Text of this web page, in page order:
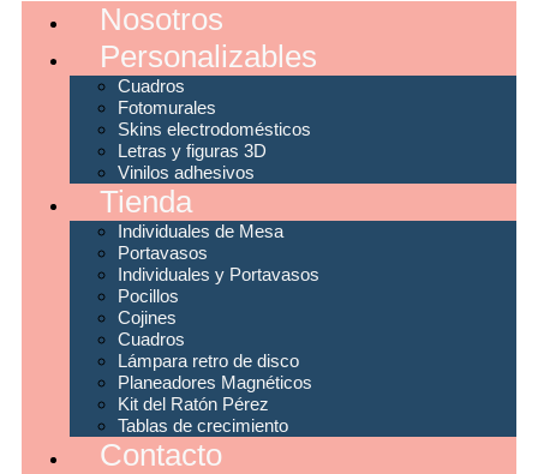
Nosotros
Personalizables
Cuadros
Fotomurales
Skins electrodomésticos
Letras y figuras 3D
Vinilos adhesivos
Tienda
Individuales de Mesa
Portavasos
Individuales y Portavasos
Pocillos
Cojines
Cuadros
Lámpara retro de disco
Planeadores Magnéticos
Kit del Ratón Pérez
Tablas de crecimiento
Contacto